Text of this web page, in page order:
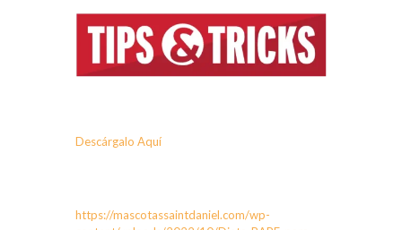
Descárgalo Aquí
https://mascotassaintdaniel.com/wp-